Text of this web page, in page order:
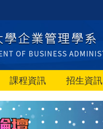
課程資訊 招生資訊